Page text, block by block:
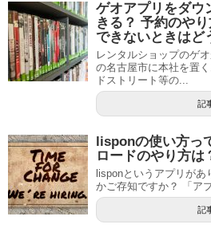
ゲオアプリをダウ
きる？ 予約のや
できないときはど
レンタルショップのゲ
の名古屋市に本社を置
ドストリート等の...
記
lisponの使い方っ
ロードのやり方は
lisponというアプリが
かご存知ですか？ 「ア
記